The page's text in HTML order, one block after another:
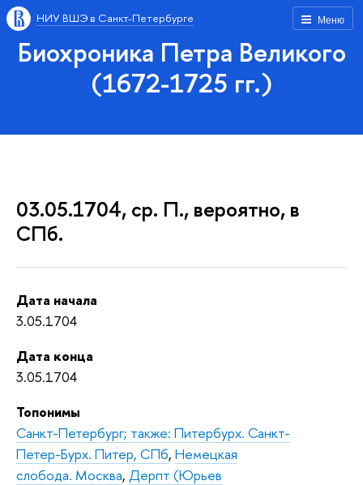
Меню
НИУ ВШЭ в Санкт-Петербурге
Биохроника Петра Великого
(1672-1725 гг.)
03.05.1704, ср. П., вероятно, в
СПб.
Дата начала
3.05.1704
Дата конца
3.05.1704
Топонимы
Санкт-Петербург; также: Питербурх. Санкт-
Петер-Бурх. Питер, СПб, Немецкая
слобода. Москва, Дерпт (Юрьев